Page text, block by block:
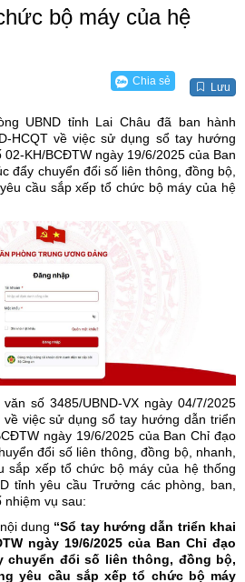
bộ máy của hệ
Chia sẻ Lưu
UBND tỉnh Lai Châu đã ban hành
HCQT về việc sử dụng sổ tay hướng
KH/BCĐTW ngày 19/6/2025 của Ban
đẩy chuyển đổi số liên thông, đồng bộ,
cầu sắp xếp tổ chức bộ máy của hệ
số 3485/UBND-VX ngày 04/7/2025
việc sử dụng sổ tay hướng dẫn triển
ngày 19/6/2025 của Ban Chỉ đạo
đổi số liên thông, đồng bộ, nhanh,
sắp xếp tổ chức bộ máy của hệ thống
tỉnh yêu cầu Trưởng các phòng, ban,
nhiệm vụ sau:
dung “Sổ tay hướng dẫn triển khai
ngày 19/6/2025 của Ban Chỉ đạo
chuyển đổi số liên thông, đồng bộ,
yêu cầu sắp xếp tổ chức bộ máy